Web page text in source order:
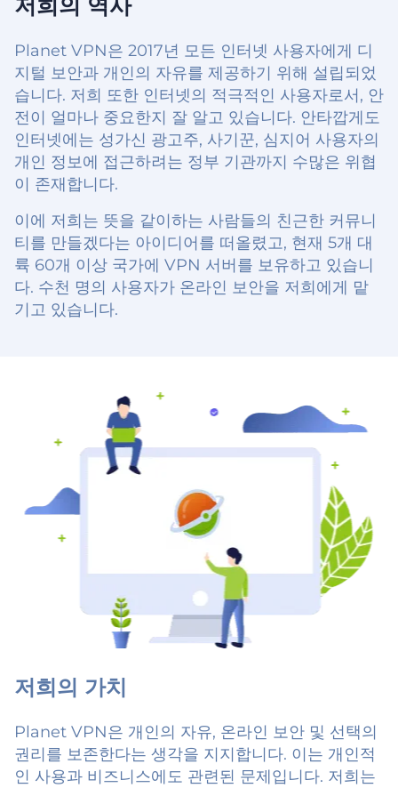
저희의 역사
Planet VPN은 2017년 모든 인터넷 사용자에게 디
지털 보안과 개인의 자유를 제공하기 위해 설립되었
습니다. 저희 또한 인터넷의 적극적인 사용자로서, 안
전이 얼마나 중요한지 잘 알고 있습니다. 안타깝게도
인터넷에는 성가신 광고주, 사기꾼, 심지어 사용자의
개인 정보에 접근하려는 정부 기관까지 수많은 위협
이 존재합니다.
이에 저희는 뜻을 같이하는 사람들의 친근한 커뮤니
티를 만들겠다는 아이디어를 떠올렸고, 현재 5개 대
륙 60개 이상 국가에 VPN 서버를 보유하고 있습니
다. 수천 명의 사용자가 온라인 보안을 저희에게 맡
기고 있습니다.
저희의 가치
Planet VPN은 개인의 자유, 온라인 보안 및 선택의
권리를 보존한다는 생각을 지지합니다. 이는 개인적
인 사용과 비즈니스에도 관련된 문제입니다. 저희는